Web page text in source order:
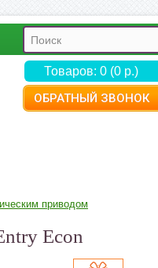
ОБРАТНЫЙ ЗВОНОК
Товаров: 0 (0 р.)
приводом
Econ